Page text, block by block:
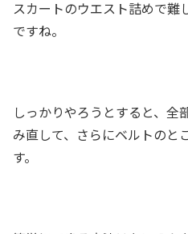
スカートのウエスト詰めで難
ですね。
しっかりやろうとすると、全
み直して、さらにベルトのと
す。